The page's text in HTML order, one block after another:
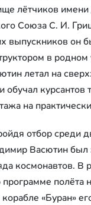
лётчиков
Союза С. И.
выпускников он
в
летал на
обучал курсантов
на
отбор среди
Васютин был
космонавтов. В
программе полёта
«Буран»